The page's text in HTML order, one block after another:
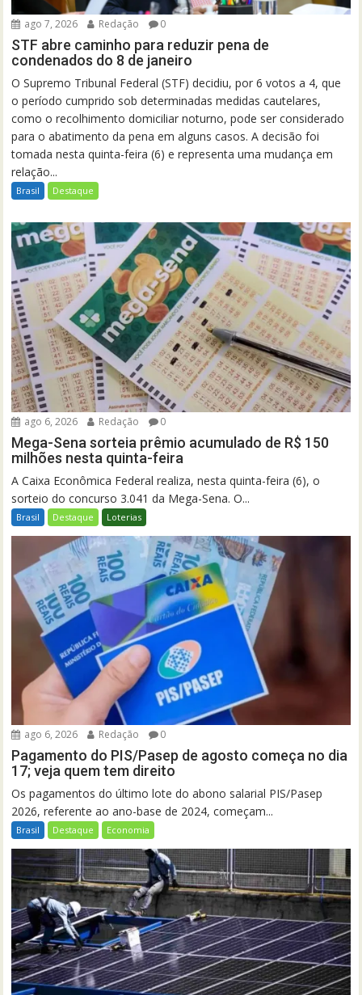
ago 7, 2026 Redação 0
STF abre caminho para reduzir pena de
condenados do 8 de janeiro
O Supremo Tribunal Federal (STF) decidiu, por 6 votos a 4, que
o período cumprido sob determinadas medidas cautelares,
como o recolhimento domiciliar noturno, pode ser considerado
para o abatimento da pena em alguns casos. A decisão foi
tomada nesta quinta-feira (6) e representa uma mudança em
relação...
Brasil Destaque
ago 6, 2026 Redação 0
Mega-Sena sorteia prêmio acumulado de R$ 150
milhões nesta quinta-feira
A Caixa Econômica Federal realiza, nesta quinta-feira (6), o
sorteio do concurso 3.041 da Mega-Sena. O...
Brasil Destaque Loterias
ago 6, 2026 Redação 0
Pagamento do PIS/Pasep de agosto começa no dia
17; veja quem tem direito
Os pagamentos do último lote do abono salarial PIS/Pasep
2026, referente ao ano-base de 2024, começam...
Brasil Destaque Economia